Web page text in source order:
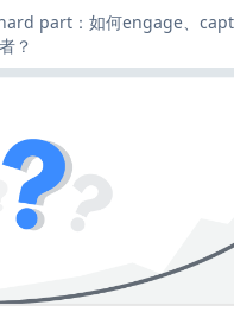
part：如何engage、
？